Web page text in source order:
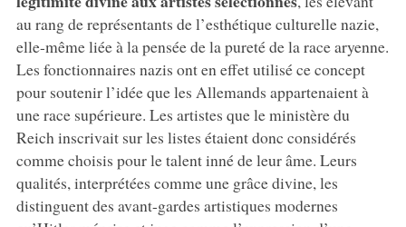
au rang de représentants de l’esthétique culturelle nazie,
elle-même liée à la pensée de la pureté de la race aryenne.
Les fonctionnaires nazis ont en effet utilisé ce concept
pour soutenir l’idée que les Allemands appartenaient à
une race supérieure. Les artistes que le ministère du
Reich inscrivait sur les listes étaient donc considérés
comme choisis pour le talent inné de leur âme. Leurs
qualités, interprétées comme une grâce divine, les
distinguent des avant-gardes artistiques modernes